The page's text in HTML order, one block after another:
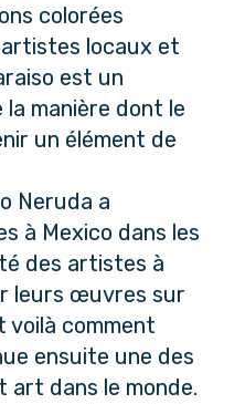
colorées
locaux et
est un
manière dont le
un élément de
Neruda a
à Mexico dans les
des artistes à
leurs œuvres sur
voilà comment
ensuite une des
dans le monde.